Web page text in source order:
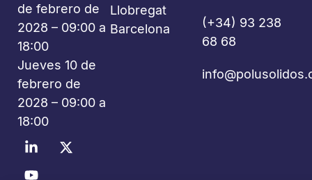
de febrero de
2028 – 09:00 a
18:00
Jueves 10 de
febrero de
2028 – 09:00 a
18:00
Llobregat
Barcelona
(+34) 93 238
68 68